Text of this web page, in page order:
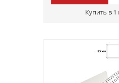
Купить в 1